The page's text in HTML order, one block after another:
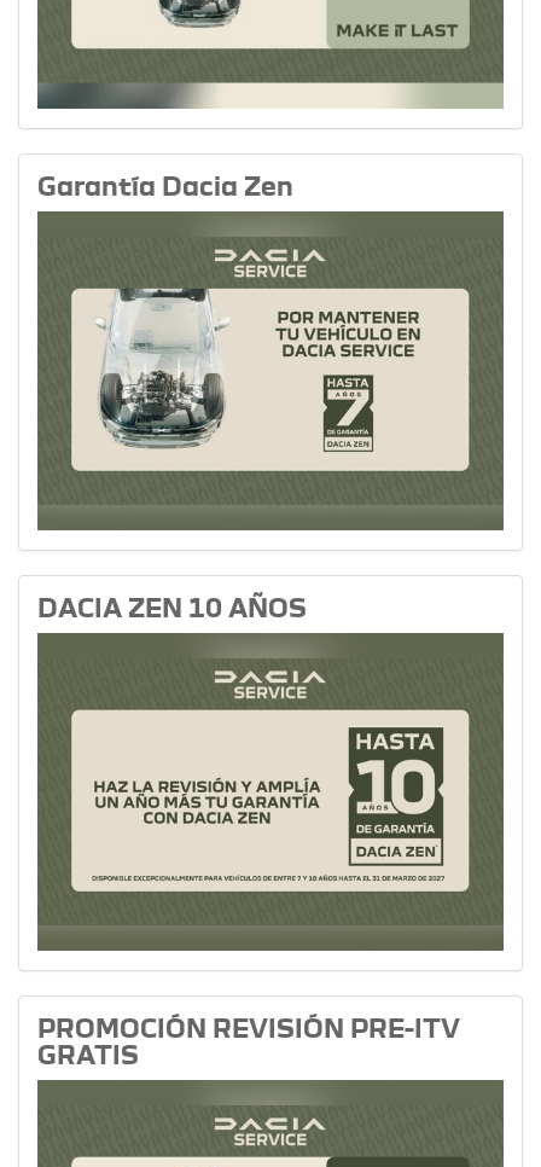
Garantía Dacia Zen
DACIA ZEN 10 AÑOS
PROMOCIÓN REVISIÓN PRE-ITV
GRATIS